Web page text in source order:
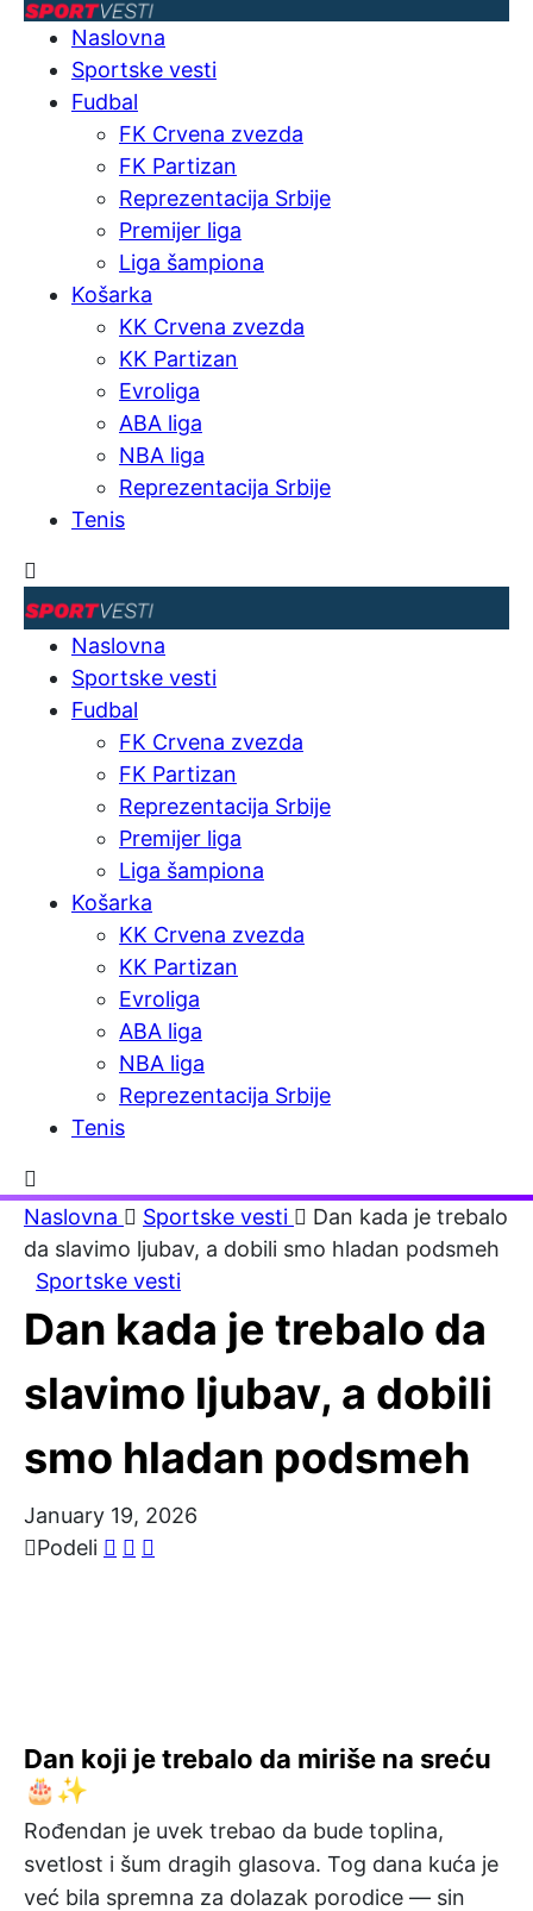
Naslovna
Sportske vesti
Fudbal
FK Crvena zvezda
FK Partizan
Reprezentacija Srbije
Premijer liga
Liga šampiona
Košarka
KK Crvena zvezda
KK Partizan
Evroliga
ABA liga
NBA liga
Reprezentacija Srbije
Tenis
Naslovna
Sportske vesti
Fudbal
FK Crvena zvezda
FK Partizan
Reprezentacija Srbije
Premijer liga
Liga šampiona
Košarka
KK Crvena zvezda
KK Partizan
Evroliga
ABA liga
NBA liga
Reprezentacija Srbije
Tenis
Naslovna Sportske vesti
Dan kada je trebalo
da slavimo ljubav, a dobili smo hladan podsmeh
Sportske vesti
Dan kada je trebalo da
slavimo ljubav, a dobili
smo hladan podsmeh
January 19, 2026
Podeli
Dan koji je trebalo da miriše na sreću
🎂✨
Rođendan je uvek trebao da bude toplina,
svetlost i šum dragih glasova. Tog dana kuća je
već bila spremna za dolazak porodice — sin